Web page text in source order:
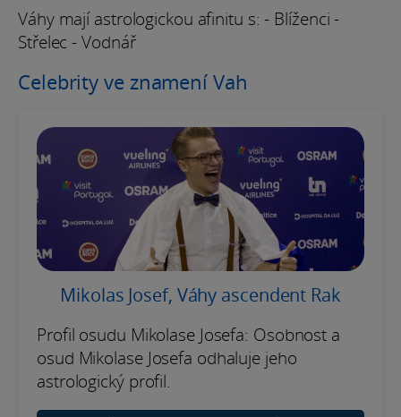
Váhy mají astrologickou afinitu s: - Blíženci -
Střelec - Vodnář
Celebrity ve znamení Vah
Mikolas Josef, Váhy ascendent Rak
Profil osudu Mikolase Josefa: Osobnost a
osud Mikolase Josefa odhaluje jeho
astrologický profil.